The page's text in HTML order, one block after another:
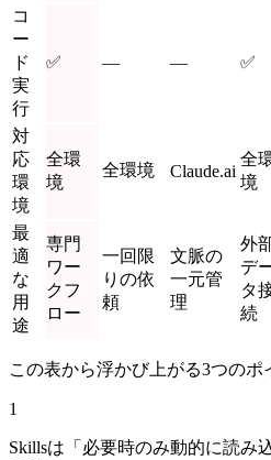
コ
ー
ド
実
行
✅ — — ✅
対
応
環
境
全環
境
全環境 Claude.ai
全
境
最
適
な
用
途
専門
ワー
クフ
ロー
一回限
りの依
頼
文脈の
一元管
理
外
デ
タ
続
この表から浮かび上がる3つのポ
1
Skillsは「必要時のみ動的に読み